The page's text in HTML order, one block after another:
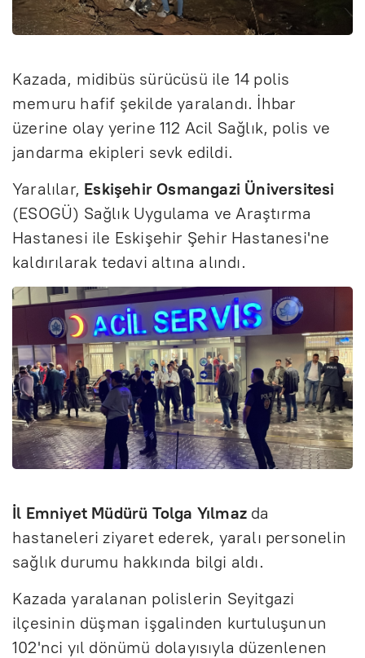
Kazada, midibüs sürücüsü ile 14 polis
memuru hafif şekilde yaralandı. İhbar
üzerine olay yerine 112 Acil Sağlık, polis ve
jandarma ekipleri sevk edildi.
Yaralılar, Eskişehir Osmangazi Üniversitesi
(ESOGÜ) Sağlık Uygulama ve Araştırma
Hastanesi ile Eskişehir Şehir Hastanesi'ne
kaldırılarak tedavi altına alındı.
İl Emniyet Müdürü Tolga Yılmaz da
hastaneleri ziyaret ederek, yaralı personelin
sağlık durumu hakkında bilgi aldı.
Kazada yaralanan polislerin Seyitgazi
ilçesinin düşman işgalinden kurtuluşunun
102'nci yıl dönümü dolayısıyla düzenlenen